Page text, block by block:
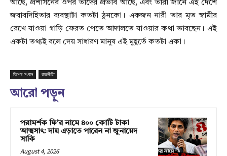
আছে, প্রশাসনের ওপর তাদের প্রভাব আছে, এবং তারা জানে এই দেশে
জবাবদিহিতার ব্যবস্থাটা কতটা ঠুনকো। একজন নারী তার মৃত স্বামীর
রেখে যাওয়া গাড়ি ফেরত পেতে আদালতে যাওয়ার কথা ভাবছেন। এই
একটা তথ্যই বলে দেয় সাধারণ মানুষ এই মুহূর্তে কতটা একা।
বিশেষ সংবাদ রাজনীতি
আরো পড়ুন
পরামর্শক ফি’র নামে ৪০০ কোটি টাকা
আত্মসাৎ: দায় এড়াতে পারেন না জুনায়েদ
সাকি
August 4, 2026